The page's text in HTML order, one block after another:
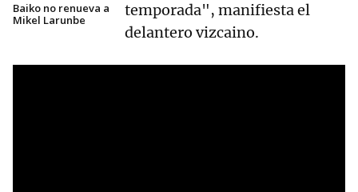
Baiko no renueva a
Mikel Larunbe
temporada", manifiesta el
delantero vizcaino.